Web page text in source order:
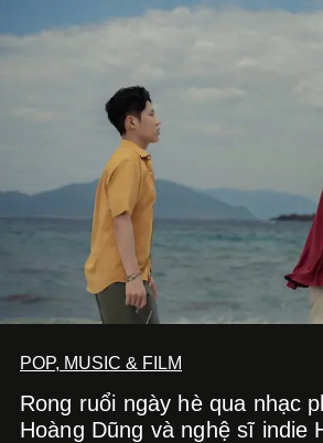
POP, MUSIC & FILM
Rong ruổi ngày hè qua nhạc
Hoàng Dũng và nghệ sĩ indie